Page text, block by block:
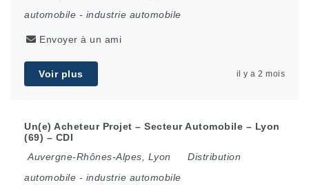
automobile - industrie automobile
Envoyer à un ami
Voir plus il y a 2 mois
Un(e) Acheteur Projet – Secteur Automobile – Lyon
(69) – CDI
Auvergne-Rhônes-Alpes
Lyon
Distribution
automobile - industrie automobile